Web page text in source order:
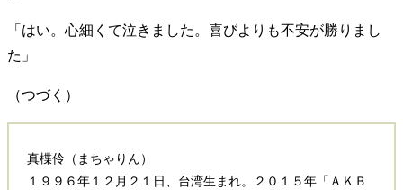
「はい。心細くて泣きました。喜びよりも不安が勝りまし
た」
（つづく）
真楪伶（まちゃりん）
１９９６年１２月２１日、台湾生まれ。２０１５年「ＡＫＢ